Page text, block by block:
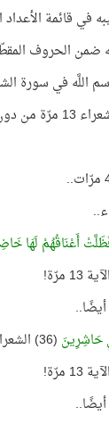
في سورة الشعراء
نقصان!
أَعْنَاقُهُمْ لَهَا
حَاشِرِينَ (36) الشعراء